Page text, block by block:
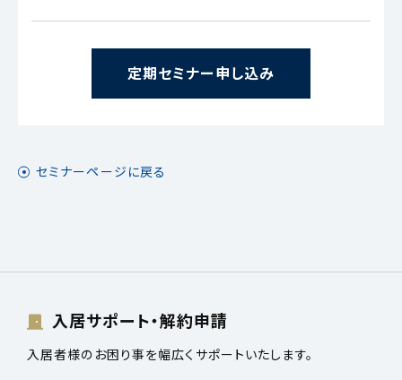
定期セミナー申し込み
セミナーページに戻る
入居サポート・解約申請
入居者様のお困り事を幅広くサポートいたします。